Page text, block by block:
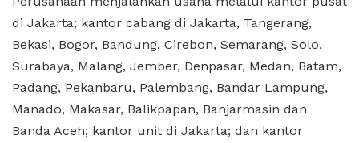
di Jakarta; kantor cabang di Jakarta, Tangerang,
Bekasi, Bogor, Bandung, Cirebon, Semarang, Solo,
Surabaya, Malang, Jember, Denpasar, Medan, Batam,
Padang, Pekanbaru, Palembang, Bandar Lampung,
Manado, Makasar, Balikpapan, Banjarmasin dan
Banda Aceh; kantor unit di Jakarta; dan kantor